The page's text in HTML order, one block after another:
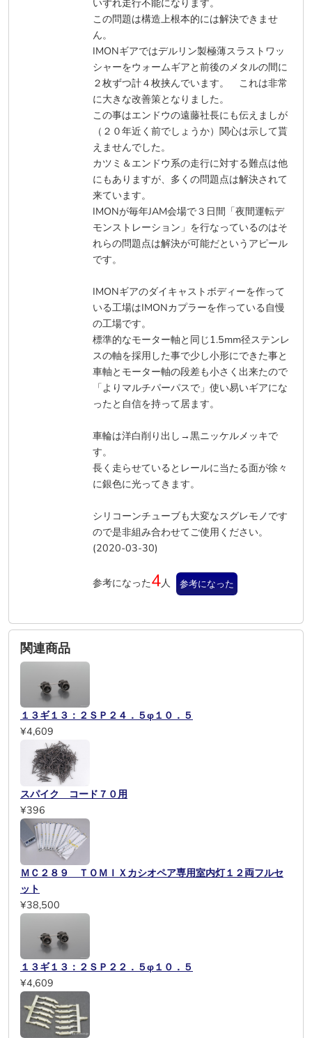
この問題は構造上根本的には解決できませ
ん。
IMONギアではデルリン製極薄スラストワッ
シャーをウォームギアと前後のメタルの間に
２枚ずつ計４枚挟んでいます。 これは非常
に大きな改善策となりました。
この事はエンドウの遠藤社長にも伝えましが
（２０年近く前でしょうか）関心は示して貰
えませんでした。
カツミ＆エンドウ系の走行に対する難点は他
にもありますが、多くの問題点は解決されて
来ています。
IMONが毎年JAM会場で３日間「夜間運転デ
モンストレーション」を行なっているのはそ
れらの問題点は解決が可能だというアピール
です。
IMONギアのダイキャストボディーを作って
いる工場はIMONカプラーを作っている自慢
の工場です。
標準的なモーター軸と同じ1.5mm径ステンレ
スの軸を採用した事で少し小形にできた事と
車軸とモーター軸の段差も小さく出来たので
「よりマルチパーパスで」使い易いギアにな
ったと自信を持って居ます。
車輪は洋白削り出し→黒ニッケルメッキで
す。
長く走らせているとレールに当たる面が徐々
に銀色に光ってきます。
シリコーンチューブも大変なスグレモノです
ので是非組み合わせてご使用ください。
(2020-03-30)
参考になった4人 参考になった
関連商品
１３ギ１３：２ＳＰ２４．５φ１０．５
¥4,609
スパイク コード７０用
¥396
ＭＣ２８９ ＴＯＭＩＸカシオペア専用室内灯１２両フルセ
ット
¥38,500
１３ギ１３：２ＳＰ２２．５φ１０．５
¥4,609